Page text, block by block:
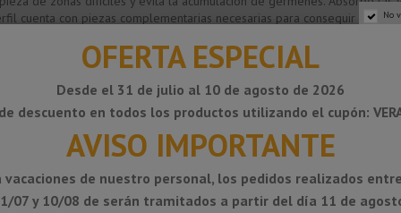
cuenta con piezas complementarias necesarias para conseguir un
No
OFERTA ESPECIAL
Desde el 31 de julio al 10 de agosto de 2026
descuento en todos los productos utilizando el cupón:
AVISO IMPORTANTE
vacaciones de nuestro personal, los pedidos realizados
07 y 10/08 de serán tramitados a partir del día 11 de